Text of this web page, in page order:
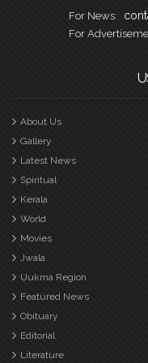
For News:
For
About Us
Gallery
Latest News
Spiritual
Kerala
World
Movies
Jwala
Uukma Region
Featured News
Obituary
Editorial
Literature